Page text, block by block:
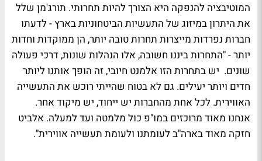
המוטיבציה להנפקה היא הצורך להיות תחרותי. תורג'מן שלל
את היתרון במיזוג של התעשיות הביטחוניות בארץ - לדעתו
חברות נפרדות מייצרות תחרות טובה יותר, הן ממוקדות וחדות
יותר - "התחרות ביננו חשובה, אלו הנהלות שונות, דרכי פעולה
שונים. יש בתחרות הזו אלמנט חיובי, זה הופך אותנו ליותר
חדים ויותר יעילים. גם לא בטוח שהייתי רוכש את התעשייה
האווירית. לכל אחת מהחברות יש ייחוד, יש מיקוד אחר.
אנחנו מאוד מרוכזים במו"פ כול מלמטה ועד למעלה. אלביט
חזקה מאוד בארה"ב לעומתנו ולעומת תעשייה אווירית".